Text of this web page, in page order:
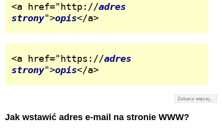
<a href="http://adres
strony">opis</a>
<a href="https://adres
strony">opis</a>
Zobacz więcej...
Jak wstawić adres e-mail na stronie WWW?